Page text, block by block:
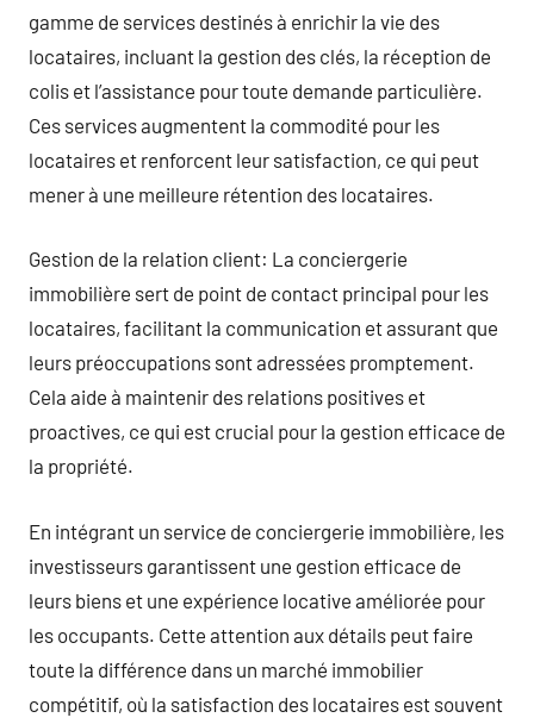
gamme de services destinés à enrichir la vie des
locataires, incluant la gestion des clés, la réception de
colis et l’assistance pour toute demande particulière.
Ces services augmentent la commodité pour les
locataires et renforcent leur satisfaction, ce qui peut
mener à une meilleure rétention des locataires.
Gestion de la relation client: La conciergerie
immobilière sert de point de contact principal pour les
locataires, facilitant la communication et assurant que
leurs préoccupations sont adressées promptement.
Cela aide à maintenir des relations positives et
proactives, ce qui est crucial pour la gestion efficace de
la propriété.
En intégrant un service de conciergerie immobilière, les
investisseurs garantissent une gestion efficace de
leurs biens et une expérience locative améliorée pour
les occupants. Cette attention aux détails peut faire
toute la différence dans un marché immobilier
compétitif, où la satisfaction des locataires est souvent